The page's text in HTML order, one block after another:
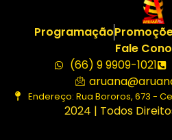
Programação
Fale
(66) 9 9909-1021
Endereço: Rua Bororos, 673 -
2024 | Todos